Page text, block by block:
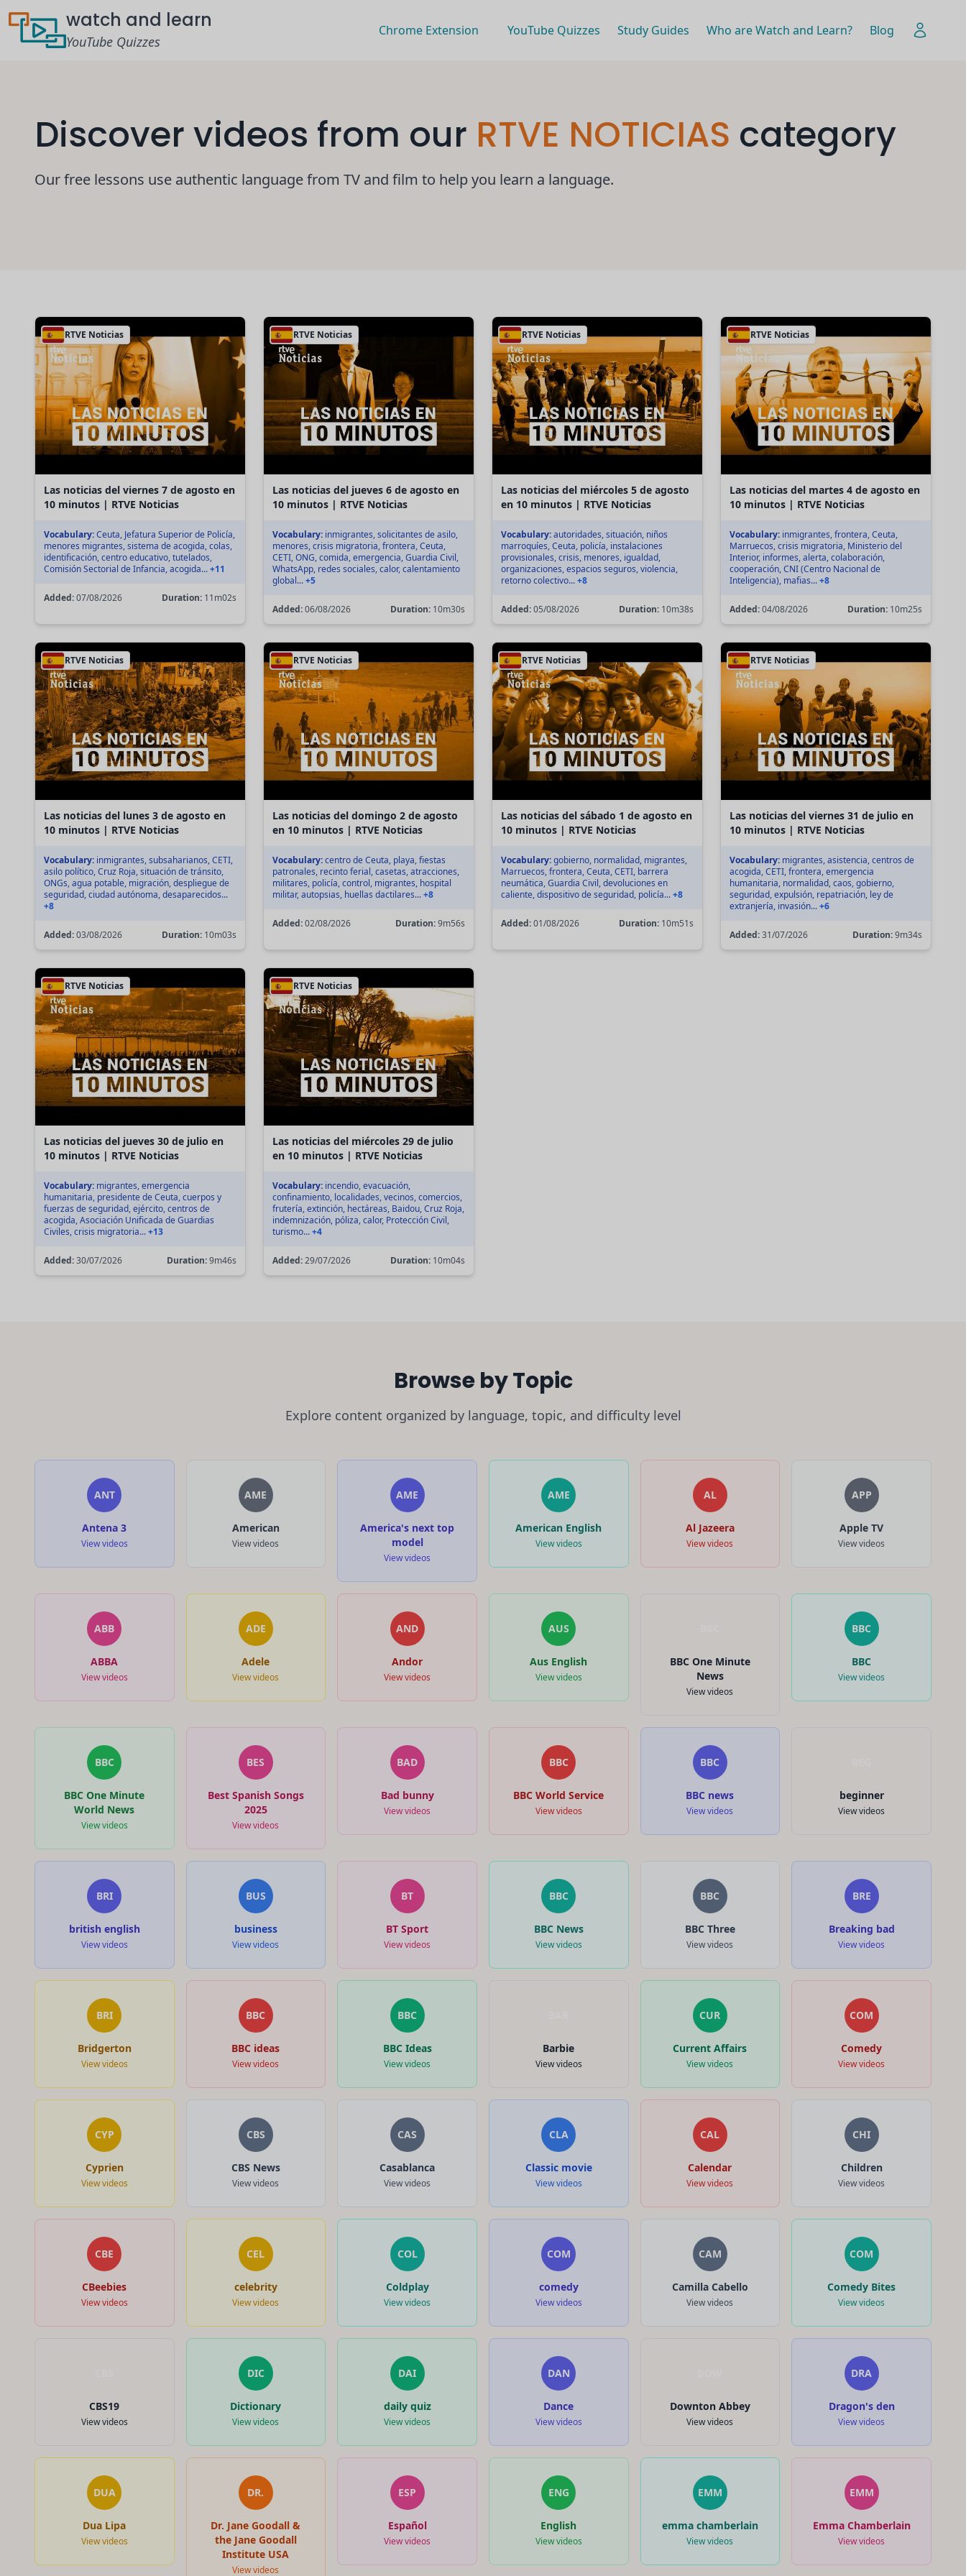
watch and learn
YouTube Quizzes
Chrome Extension YouTube Quizzes Study Guides Who are Watch and Learn? Blog
Discover videos from our RTVE NOTICIAS category
Our free lessons use authentic language from TV and film to help you learn a language.
RTVE Noticias
Las noticias del viernes 7 de agosto en
10 minutos | RTVE Noticias
Vocabulary:Ceuta, Jefatura Superior de Policía,
menores migrantes, sistema de acogida, colas,
identificación, centro educativo, tutelados,
Comisión Sectorial de Infancia, acogida...+11
Added:07/08/2026 Duration: 11m02s
RTVE Noticias
Las noticias del jueves 6 de agosto en
10 minutos | RTVE Noticias
Vocabulary: inmigrantes, solicitantes de asilo,
menores, crisis migratoria, frontera, Ceuta,
CETI, ONG, comida, emergencia, Guardia Civil,
WhatsApp, redes sociales, calor, calentamiento
global...+5
Added:06/08/2026 Duration: 10m30s
RTVE Noticias
Las noticias del miércoles 5 de agosto
en 10 minutos | RTVE Noticias
Vocabulary:autoridades, situación, niños
marroquíes, Ceuta, policía, instalaciones
provisionales, crisis, menores, igualdad,
organizaciones, espacios seguros, violencia,
retorno colectivo...+8
Added:05/08/2026 Duration: 10m38s
RTVE Noticias
Las noticias del martes 4 de agosto en
10 minutos | RTVE Noticias
Vocabulary: inmigrantes, frontera, Ceuta,
Marruecos, crisis migratoria, Ministerio del
Interior, informes, alerta, colaboración,
cooperación, CNI (Centro Nacional de
Inteligencia), mafias...+8
Added:04/08/2026 Duration: 10m25s
RTVE Noticias
Las noticias del lunes 3 de agosto en
10 minutos | RTVE Noticias
Vocabulary: inmigrantes, subsaharianos, CETI,
asilo político, Cruz Roja, situación de tránsito,
ONGs, agua potable, migración, despliegue de
seguridad, ciudad autónoma, desaparecidos...
+8
Added:03/08/2026 Duration: 10m03s
RTVE Noticias
Las noticias del domingo 2 de agosto
en 10 minutos | RTVE Noticias
Vocabulary:centro de Ceuta, playa, fiestas
patronales, recinto ferial, casetas, atracciones,
militares, policía, control, migrantes, hospital
militar, autopsias, huellas dactilares...+8
Added:02/08/2026 Duration:9m56s
RTVE Noticias
Las noticias del sábado 1 de agosto en
10 minutos | RTVE Noticias
Vocabulary:gobierno, normalidad, migrantes,
Marruecos, frontera, Ceuta, CETI, barrera
neumática, Guardia Civil, devoluciones en
caliente, dispositivo de seguridad, policía...+8
Added:01/08/2026 Duration: 10m51s
RTVE Noticias
Las noticias del viernes 31 de julio en
10 minutos | RTVE Noticias
Vocabulary: migrantes, asistencia, centros de
acogida, CETI, frontera, emergencia
humanitaria, normalidad, caos, gobierno,
seguridad, expulsión, repatriación, ley de
extranjería, invasión...+6
Added:31/07/2026 Duration:9m34s
RTVE Noticias
Las noticias del jueves 30 de julio en
10 minutos | RTVE Noticias
Vocabulary: migrantes, emergencia
humanitaria, presidente de Ceuta, cuerpos y
fuerzas de seguridad, ejército, centros de
acogida, Asociación Unificada de Guardias
Civiles, crisis migratoria...+13
Added:30/07/2026 Duration:9m46s
RTVE Noticias
Las noticias del miércoles 29 de julio
en 10 minutos | RTVE Noticias
Vocabulary: incendio, evacuación,
confinamiento, localidades, vecinos, comercios,
frutería, extinción, hectáreas, Baidou, Cruz Roja,
indemnización, póliza, calor, Protección Civil,
turismo...+4
Added:29/07/2026 Duration: 10m04s
Browse by Topic
Explore content organized by language, topic, and difficulty level
ANT
Antena 3
View videos
AME
American
View videos
AME
America's next top
model
View videos
AME
American English
View videos
AL
Al Jazeera
View videos
APP
Apple TV
View videos
ABB
ABBA
View videos
ADE
Adele
View videos
AND
Andor
View videos
AUS
Aus English
View videos
BBC One Minute
News
View videos
BBC
BBC
View videos
BBC
BBC One Minute
World News
View videos
BES
Best Spanish Songs
2025
View videos
BAD
Bad bunny
View videos
BBC
BBC World Service
View videos
BBC
BBC news
View videos
beginner
View videos
BRI
british english
View videos
BUS
business
View videos
BT
BT Sport
View videos
BBC
BBC News
View videos
BBC
BBC Three
View videos
BRE
Breaking bad
View videos
BRI
Bridgerton
View videos
BBC
BBC ideas
View videos
BBC
BBC Ideas
View videos
Barbie
View videos
CUR
Current Affairs
View videos
COM
Comedy
View videos
CYP
Cyprien
View videos
CBS
CBS News
View videos
CAS
Casablanca
View videos
CLA
Classic movie
View videos
CAL
Calendar
View videos
CHI
Children
View videos
CBE
CBeebies
View videos
CEL
celebrity
View videos
COL
Coldplay
View videos
COM
comedy
View videos
CAM
Camilla Cabello
View videos
COM
Comedy Bites
View videos
CBS19
View videos
DIC
Dictionary
View videos
DAI
daily quiz
View videos
DAN
Dance
View videos
Downton Abbey
View videos
DRA
Dragon's den
View videos
DUA
Dua Lipa
View videos
DR.
Dr. Jane Goodall &
the Jane Goodall
Institute USA
View videos
ESP
Español
View videos
ENG
English
View videos
EMM
emma chamberlain
View videos
EMM
Emma Chamberlain
View videos